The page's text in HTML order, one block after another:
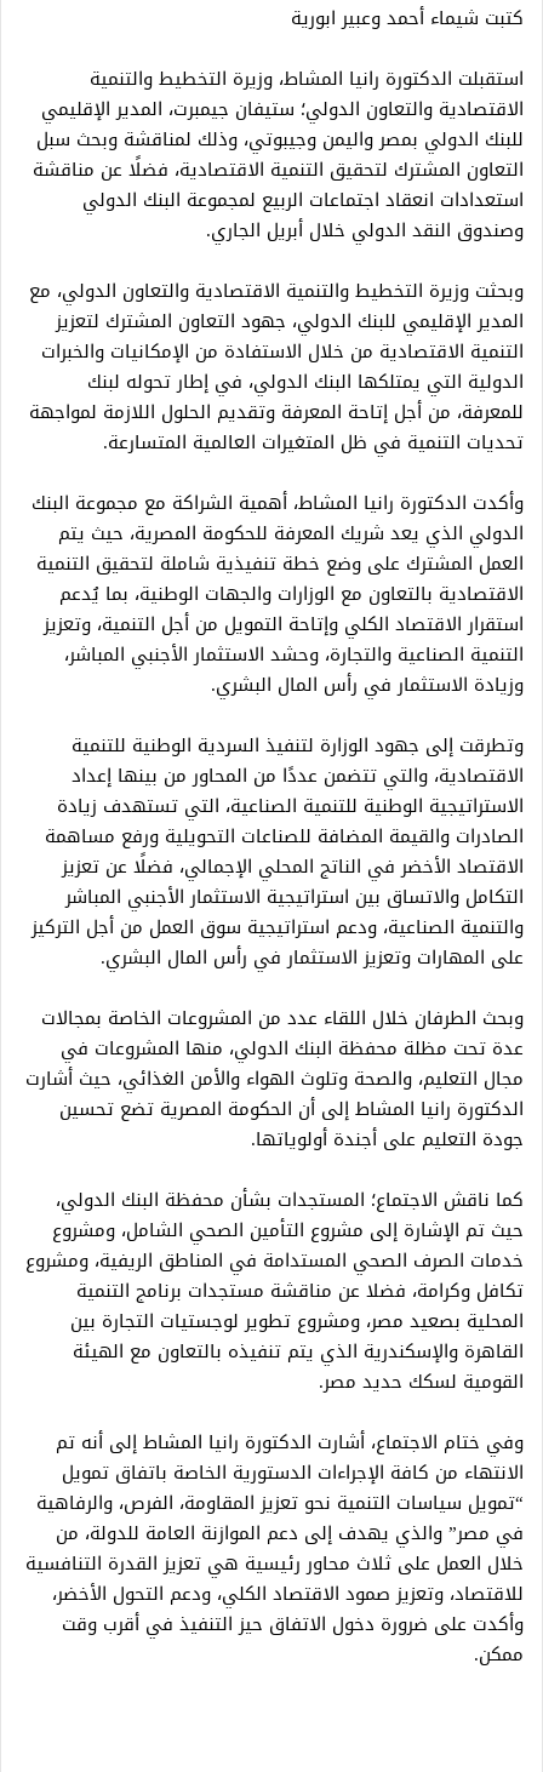
كتبت شيماء أحمد وعبير ابورية
استقبلت الدكتورة رانيا المشاط، وزيرة التخطيط والتنمية
الاقتصادية والتعاون الدولي؛ ستيفان جيمبرت، المدير الإقليمي
للبنك الدولي بمصر واليمن وجيبوتي، وذلك لمناقشة وبحث سبل
التعاون المشترك لتحقيق التنمية الاقتصادية، فضلًا عن مناقشة
استعدادات انعقاد اجتماعات الربيع لمجموعة البنك الدولي
وصندوق النقد الدولي خلال أبريل الجاري.
وبحثت وزيرة التخطيط والتنمية الاقتصادية والتعاون الدولي، مع
المدير الإقليمي للبنك الدولي، جهود التعاون المشترك لتعزيز
التنمية الاقتصادية من خلال الاستفادة من الإمكانيات والخبرات
الدولية التي يمتلكها البنك الدولي، في إطار تحوله لبنك
للمعرفة، من أجل إتاحة المعرفة وتقديم الحلول اللازمة لمواجهة
تحديات التنمية في ظل المتغيرات العالمية المتسارعة.
وأكدت الدكتورة رانيا المشاط، أهمية الشراكة مع مجموعة البنك
الدولي الذي يعد شريك المعرفة للحكومة المصرية، حيث يتم
العمل المشترك على وضع خطة تنفيذية شاملة لتحقيق التنمية
الاقتصادية بالتعاون مع الوزارات والجهات الوطنية، بما يُدعم
استقرار الاقتصاد الكلي وإتاحة التمويل من أجل التنمية، وتعزيز
التنمية الصناعية والتجارة، وحشد الاستثمار الأجنبي المباشر،
وزيادة الاستثمار في رأس المال البشري.
وتطرقت إلى جهود الوزارة لتنفيذ السردية الوطنية للتنمية
الاقتصادية، والتي تتضمن عددًا من المحاور من بينها إعداد
الاستراتيجية الوطنية للتنمية الصناعية، التي تستهدف زيادة
الصادرات والقيمة المضافة للصناعات التحويلية ورفع مساهمة
الاقتصاد الأخضر في الناتج المحلي الإجمالي، فضلًا عن تعزيز
التكامل والاتساق بين استراتيجية الاستثمار الأجنبي المباشر
والتنمية الصناعية، ودعم استراتيجية سوق العمل من أجل التركيز
على المهارات وتعزيز الاستثمار في رأس المال البشري.
وبحث الطرفان خلال اللقاء عدد من المشروعات الخاصة بمجالات
عدة تحت مظلة محفظة البنك الدولي، منها المشروعات في
مجال التعليم، والصحة وتلوث الهواء والأمن الغذائي، حيث أشارت
الدكتورة رانيا المشاط إلى أن الحكومة المصرية تضع تحسين
جودة التعليم على أجندة أولوياتها.
كما ناقش الاجتماع؛ المستجدات بشأن محفظة البنك الدولي،
حيث تم الإشارة إلى مشروع التأمين الصحي الشامل، ومشروع
خدمات الصرف الصحي المستدامة في المناطق الريفية، ومشروع
تكافل وكرامة، فضلا عن مناقشة مستجدات برنامج التنمية
المحلية بصعيد مصر، ومشروع تطوير لوجستيات التجارة بين
القاهرة والإسكندرية الذي يتم تنفيذه بالتعاون مع الهيئة
القومية لسكك حديد مصر.
وفي ختام الاجتماع، أشارت الدكتورة رانيا المشاط إلى أنه تم
الانتهاء من كافة الإجراءات الدستورية الخاصة باتفاق تمويل
“تمويل سياسات التنمية نحو تعزيز المقاومة، الفرص، والرفاهية
في مصر” والذي يهدف إلى دعم الموازنة العامة للدولة، من
خلال العمل على ثلاث محاور رئيسية هي تعزيز القدرة التنافسية
للاقتصاد، وتعزيز صمود الاقتصاد الكلي، ودعم التحول الأخضر،
وأكدت على ضرورة دخول الاتفاق حيز التنفيذ في أقرب وقت
ممكن.